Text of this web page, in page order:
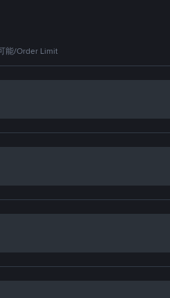
能/Order Limit